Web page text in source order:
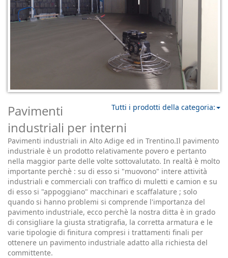
Tutti i prodotti della categoria:
Pavimenti
industriali per interni
Pavimenti industriali in Alto Adige ed in Trentino.Il pavimento
industriale è un prodotto relativamente povero e pertanto
nella maggior parte delle volte sottovalutato. In realtà è molto
importante perchè : su di esso si "muovono" intere attività
industriali e commerciali con traffico di muletti e camion e su
di esso si "appoggiano" macchinari e scaffalature ; solo
quando si hanno problemi si comprende l'importanza del
pavimento industriale, ecco perchè la nostra ditta è in grado
di consigliare la giusta stratigrafia, la corretta armatura e le
varie tipologie di finitura compresi i trattamenti finali per
ottenere un pavimento industriale adatto alla richiesta del
committente.